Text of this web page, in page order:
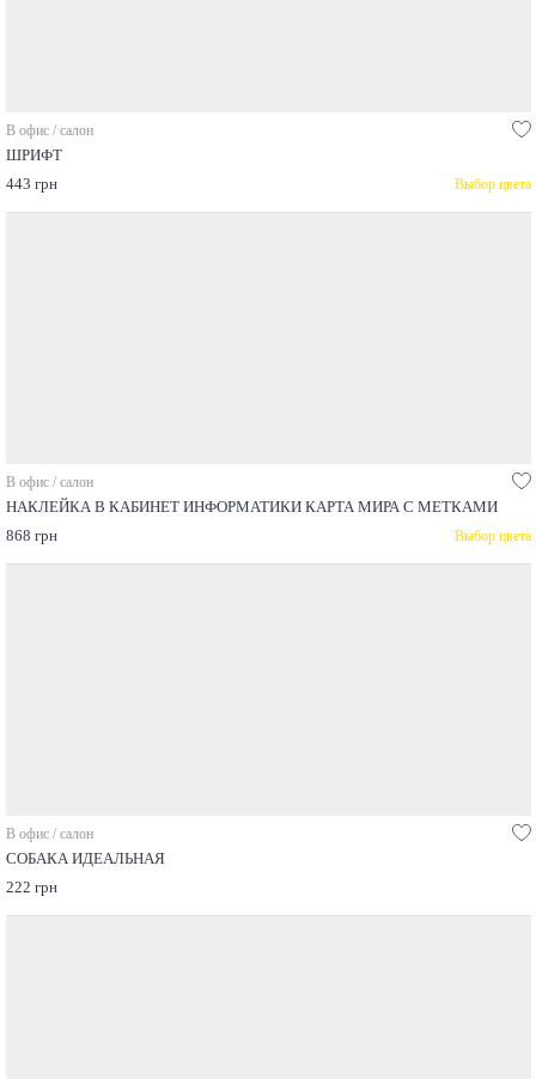
В офис / салон
ШРИФТ
443 грн
Выбор цвета
В офис / салон
НАКЛЕЙКА В КАБИНЕТ ИНФОРМАТИКИ КАРТА МИРА С МЕТКАМИ
868 грн
Выбор цвета
В офис / салон
СОБАКА ИДЕАЛЬНАЯ
222 грн